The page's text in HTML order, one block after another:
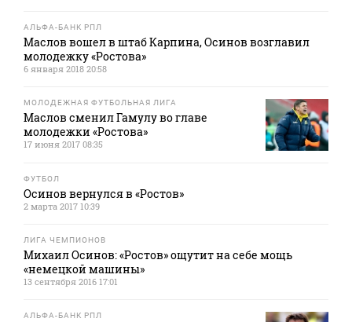
АЛЬФА-БАНК РПЛ
Маслов вошел в штаб Карпина, Осинов возглавил
молодежку «Ростова»
6 января 2018 20:58
МОЛОДЕЖНАЯ ФУТБОЛЬНАЯ ЛИГА
Маслов сменил Гамулу во главе
молодежки «Ростова»
17 июня 2017 08:35
ФУТБОЛ
Осинов вернулся в «Ростов»
2 марта 2017 10:39
ЛИГА ЧЕМПИОНОВ
Михаил Осинов: «Ростов» ощутит на себе мощь
«немецкой машины»
13 сентября 2016 17:01
АЛЬФА-БАНК РПЛ